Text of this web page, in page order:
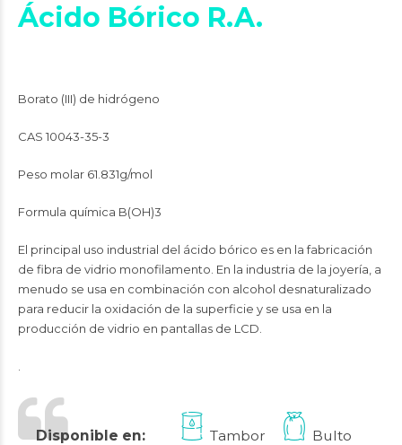
Ácido Bórico R.A.
Borato (III) de hidrógeno
CAS 10043-35-3
Peso molar 61.831g/mol
Formula química B(OH)3
El principal uso industrial del ácido bórico es en la fabricación
de fibra de vidrio monofilamento. En la industria de la joyería, a
menudo se usa en combinación con alcohol desnaturalizado
para reducir la oxidación de la superficie y se usa en la
producción de vidrio en pantallas de LCD.
Disponible en: Tambor Bulto